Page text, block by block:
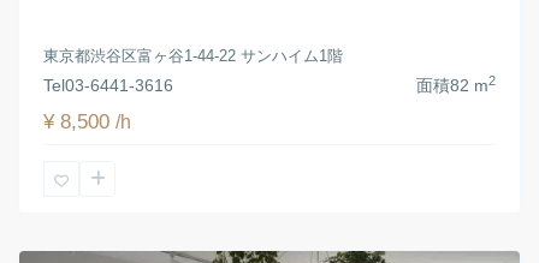
東京都渋谷区富ヶ谷1-44-22 サンハイム1階
Tel03-6441-3616 面積82 m2
¥ 8,500/h